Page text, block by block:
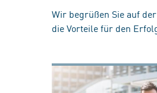
Wir begrüßen Sie auf
die Vorteile für den